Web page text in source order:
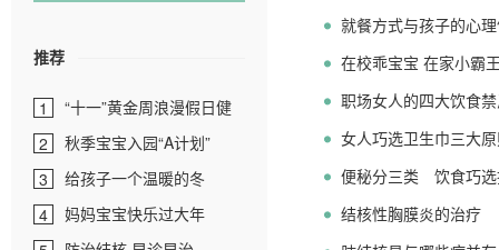
推荐
1
“十一”黄金周浪漫假日健
康护航
2
秋季宝宝入园“A计划”
3
给孩子一个温暖的冬
4
妈妈宝宝快乐过大年
就餐方式与孩子的心
在校乖宝宝 在家小霸
职场女人的四大饮食
女人巧选卫生巾三大
便秘分三类 饮食巧
结核性胸膜炎的治疗